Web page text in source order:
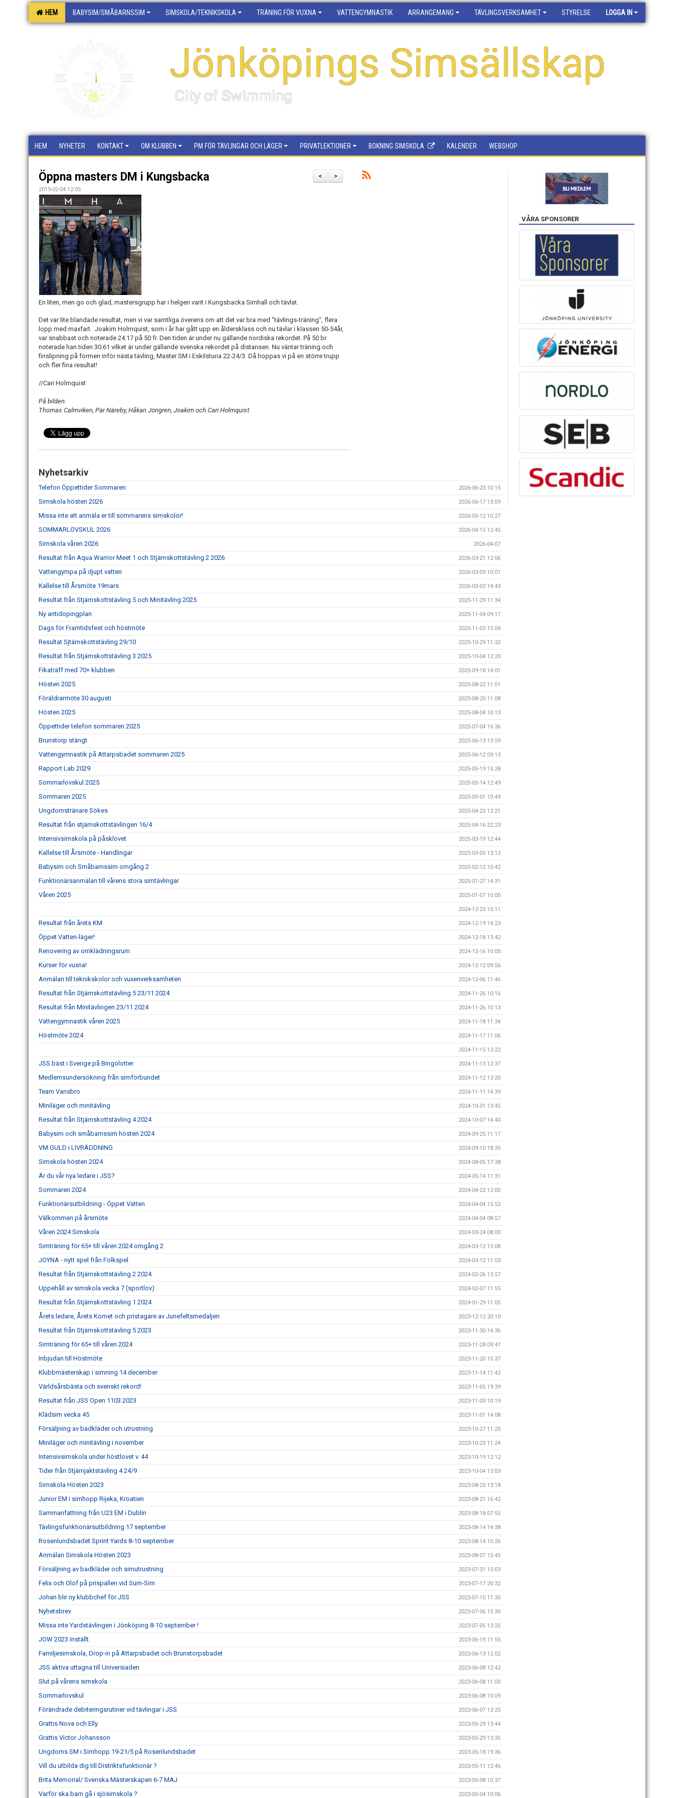
HEM BABYSIM/SMÅBARNSSIM SIMSKOLA/TEKNIKSKOLA TRÄNING FÖR VUXNA VATTENGYMNASTIK ARRANGEMANG TÄVLINGSVERKSAMHET STYRELSE LOGGA IN
Jönköpings Simsällskap
City of Swimming
HEM NYHETER KONTAKT OM KLUBBEN PM FÖR TÄVLINGAR OCH LÄGER PRIVATLEKTIONER BOKNING SIMSKOLA KALENDER WEBSHOP
>
<
Öppna masters DM i Kungsbacka
2019-02-04 12:05
En liten, men go och glad, mastersgrupp har i helgen varit i Kungsbacka Simhall och tävlat.
Det var lite blandade resultat, men vi var samtliga överens om att det var bra med "tävlings-träning", flera
lopp med maxfart. Joakim Holmquist, som i år har gått upp en åldersklass och nu tävlar i klassen 50-54år,
var snabbast och noterade 24.17 på 50 fr. Den tiden är under nu gällande nordiska rekordet. På 50 br
noterade han tiden 30.61 vilket är under gällande svenska rekordet på distansen. Nu väntar träning och
finslipning på formen inför nästa tävling, Master SM i Eskilstuna 22-24/3. Då hoppas vi på en större trupp
och fler fina resultat!
//Cari Holmquist
På bilden:
Thomas Calmviken, Pär Näreby, Håkan Jöngren, Joakim och Cari Holmquist.
Nyhetsarkiv
Telefon Öppettider Sommaren 2026-06-23 10:15
Simskola hösten 2026 2026-06-17 13:09
Missa inte att anmäla er till sommarens simskolor! 2026-05-12 10:27
SOMMARLOVSKUL 2026 2026-04-15 12:45
Simskola våren 2026 2026-04-07
Resultat från Aqua Warrior Meet 1 och Stjärnskottstävling 2 2026 2026-03-21 12:06
Vattengympa på djupt vatten 2026-03-09 10:01
Kallelse till Årsmöte 19mars 2026-03-03 14:43
Resultat från Stjärnskottstävling 5 och Minitävling 2025 2025-11-29 11:34
Ny antidopingplan 2025-11-04 09:17
Dags för Framtidsfest och höstmöte 2025-11-03 15:04
Resultat Sjtärnskottstävling 29/10 2025-10-29 11:32
Resultat från Stjärnskottstävling 3 2025 2025-10-04 12:20
Fikaträff med 70+ klubben 2025-09-18 14:01
Hösten 2025 2025-08-22 11:01
Föräldrarmöte 30 augusti 2025-08-20 11:08
Hösten 2025 2025-08-04 10:13
Öppettider telefon sommaren 2025 2025-07-04 16:36
Brunstorp stängt 2025-06-13 13:59
Vattengymnastik på Attarpsbadet sommaren 2025 2025-06-12 09:13
Rapport Lab 2029 2025-05-19 15:28
Sommarlovskul 2025 2025-05-14 12:49
Sommaren 2025 2025-05-01 10:49
Ungdomstränare Sökes 2025-04-23 12:21
Resultat från stjärnskottstävlingen 16/4 2025-04-16 22:23
Intensivsimskola på påsklovet 2025-03-19 12:44
Kallelse till Årsmöte - Handlingar 2025-03-05 13:12
Babysim och Småbarnssim omgång 2 2025-02-12 10:42
Funktionärsanmälan till vårens stora simtävlingar 2025-01-27 14:31
Våren 2025 2025-01-07 10:00
2024-12-23 15:11
Resultat från årets KM 2024-12-19 14:23
Öppet Vatten-läger! 2024-12-18 13:42
Renovering av omklädningsrum 2024-12-16 10:00
Kurser för vuxna! 2024-12-12 09:56
Anmälan till teknikskolor och vuxenverksamheten 2024-12-06 11:46
Resultat från Stjärnskottstävling 5 23/11 2024 2024-11-26 10:16
Resultat från Minitävlingen 23/11 2024 2024-11-26 10:13
Vattengymnastik våren 2025 2024-11-18 11:34
Höstmöte 2024 2024-11-17 11:06
2024-11-15 13:22
JSS bäst i Sverige på Bingolotter 2024-11-13 12:37
Medlemsundersökning från simförbundet 2024-11-12 13:20
Team Vansbro 2024-11-11 14:39
Miniläger och minitävling 2024-10-31 13:45
Resultat från Stjärnskottstävling 4 2024 2024-10-07 14:40
Babysim och småbarnssim hösten 2024 2024-09-25 11:17
VM GULD i LIVRÄDDNING 2024-09-10 18:35
Simskola hösten 2024 2024-08-05 17:38
Är du vår nya ledare i JSS? 2024-05-14 11:31
Sommaren 2024 2024-04-22 12:00
Funktionärsutbildning - Öppet Vatten 2024-04-04 15:52
Välkommen på årsmöte 2024-04-04 08:57
Våren 2024 Simskola 2024-03-24 08:00
Simträning för 65+ till våren 2024 omgång 2 2024-03-12 15:08
JOYNA - nytt spel från Folkspel 2024-03-12 11:03
Resultat från Stjärnskottstävling 2 2024 2024-02-26 13:57
Uppehåll av simskola vecka 7 (sportlov) 2024-02-07 11:55
Resultat från Stjärnskottstävling 1 2024 2024-01-29 11:05
Årets ledare, Årets Komet och pristagare av Junefeltsmedaljen 2023-12-12 20:10
Resultat från Stjärnskottstävling 5 2023 2023-11-30 14:36
Simträning för 65+ till våren 2024 2023-11-28 09:47
Inbjudan till Höstmöte 2023-11-20 15:37
Klubbmästerskap i simning 14 december 2023-11-14 11:42
Världsårsbästa och svenskt rekord! 2023-11-05 19:39
Resultat från JSS Open 1103 2023 2023-11-03 10:19
Klädsim vecka 45 2023-11-01 14:08
Försäljning av badkläder och utrustning 2023-10-27 11:25
Miniläger och minitävling i november 2023-10-23 11:24
Intensivsimskola under höstlovet v. 44 2023-10-19 12:12
Tider från Stjärnjaktstävling 4 24/9 2023-10-04 13:03
Simskola Hösten 2023 2023-08-25 13:18
Junior EM i simhopp Rijeka, Kroatien 2023-08-21 16:42
Sammanfattning från U23 EM i Dublin 2023-08-18 07:55
Tävlingsfunktionärsutbildning 17 september 2023-08-14 14:38
Rosenlundsbadet Sprint Yards 8-10 september 2023-08-14 10:26
Anmälan Simskola Hösten 2023 2023-08-07 15:45
Försäljning av badkläder och simutrustning 2023-07-31 15:03
Felix och Olof på prispallen vid Sum-Sim 2023-07-17 20:32
Johan blir ny klubbchef för JSS 2023-07-10 11:30
Nyhetsbrev 2023-07-06 15:30
Missa inte Yardstävlingen i Jönköping 8-10 september ! 2023-07-05 13:25
JOW 2023 Inställt. 2023-06-19 11:55
Familjesimskola, Drop-in på Attarpsbadet och Brunstorpsbadet 2023-06-13 12:02
JSS aktiva uttagna till Universiaden 2023-06-08 12:42
Slut på vårens simskola 2023-06-08 11:00
Sommarlovskul 2023-06-08 10:09
Förändrade debiteringsrutiner vid tävlingar i JSS 2023-06-07 13:25
Grattis Nova och Elly 2023-05-29 13:44
Grattis Victor Johansson 2023-05-29 13:35
Ungdoms SM i Simhopp 19-21/5 på Rosenlundsbadet 2023-05-18 19:36
Vill du utbilda dig till Distriktsfunktionär ? 2023-05-11 12:46
Brita Memorial/ Svenska Mästerskapen 6-7 MAJ 2023-05-08 10:37
Varför ska barn gå i sjösimskola ? 2023-05-04 10:06
VÅRA SPONSORER